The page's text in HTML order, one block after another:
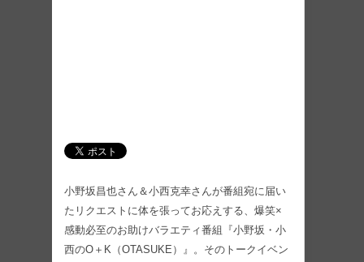
小野坂昌也さん＆小西克幸さんが番組宛に届い
たリクエストに体を張ってお応えする、爆笑×
感動必至のお助けバラエティ番組『小野坂・小
西のO＋K（OTASUKE）』。そのトークイベン